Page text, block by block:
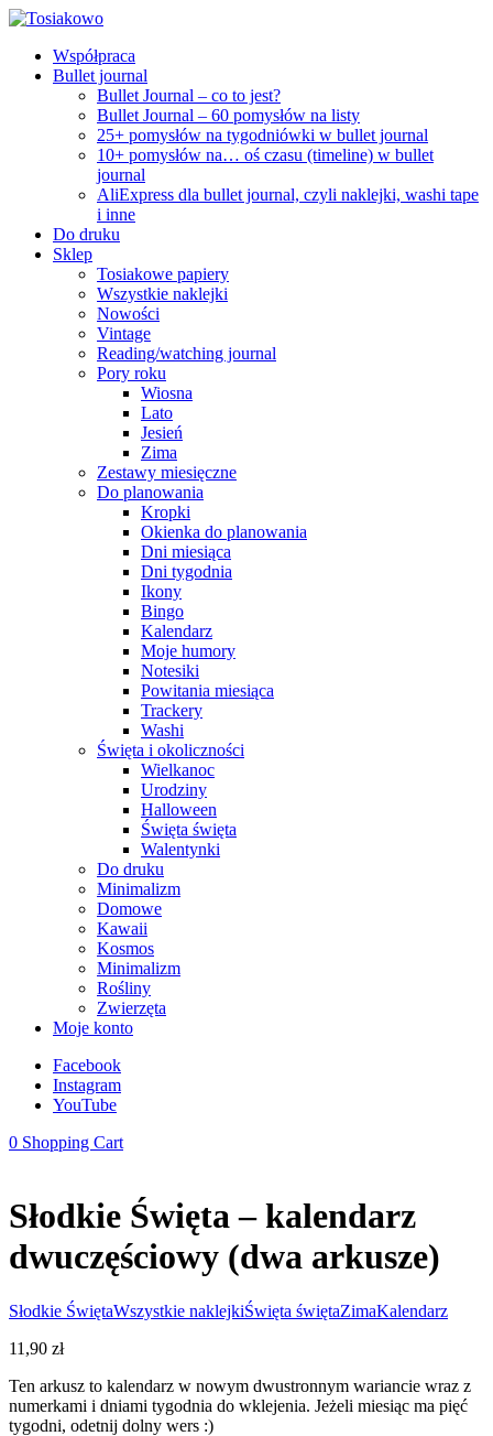
Współpraca
Bullet journal
Bullet Journal – co to jest?
Bullet Journal – 60 pomysłów na listy
25+ pomysłów na tygodniówki w bullet journal
10+ pomysłów na… oś czasu (timeline) w bullet
journal
AliExpress dla bullet journal, czyli naklejki, washi tape
i inne
Do druku
Sklep
Tosiakowe papiery
Wszystkie naklejki
Nowości
Vintage
Reading/watching journal
Pory roku
Wiosna
Lato
Jesień
Zima
Zestawy miesięczne
Do planowania
Kropki
Okienka do planowania
Dni miesiąca
Dni tygodnia
Ikony
Bingo
Kalendarz
Moje humory
Notesiki
Powitania miesiąca
Trackery
Washi
Święta i okoliczności
Wielkanoc
Urodziny
Halloween
Święta święta
Walentynki
Do druku
Minimalizm
Domowe
Kawaii
Kosmos
Minimalizm
Rośliny
Zwierzęta
Moje konto
Facebook
Instagram
YouTube
0 Shopping Cart
Słodkie Święta – kalendarz
dwuczęściowy (dwa arkusze)
Słodkie ŚwiętaWszystkie naklejkiŚwięta świętaZimaKalendarz
11,90 zł
Ten arkusz to kalendarz w nowym dwustronnym wariancie wraz z
numerkami i dniami tygodnia do wklejenia. Jeżeli miesiąc ma pięć
tygodni, odetnij dolny wers :)